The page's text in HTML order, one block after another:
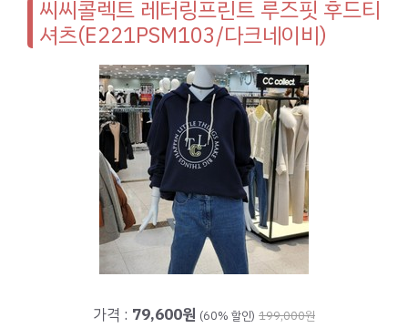
씨씨콜렉트 레터링프린트 루즈핏 후드티
셔츠(E221PSM103/다크네이비)
가격 : 79,600원 (60% 할인) 199,000원